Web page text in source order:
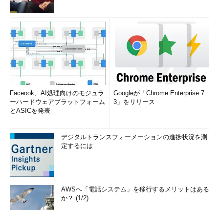
Faceook、AI処理向けのモジュラ
ーハードウェアプラットフォーム
とASICを発表
Googleが「Chrome Enterprise 7
3」をリリース
デジタルトランスフォーメーションの進捗状況を測
定するには
AWSへ「電話システム」を移行するメリットはある
か？ (1/2)